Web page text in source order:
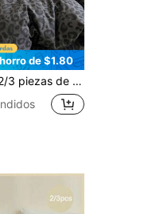
de $1.80
lujo, regalo para padres y amigos, funda nórdica acolchada reversible de doble color*1, funda de almohada*1/2, tamaño: extra grande, grande, doble estándar, individual